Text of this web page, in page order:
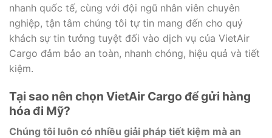
nhanh quốc tế, cùng với đội ngũ nhân viên chuyên
nghiệp, tận tâm chúng tôi tự tin mang đến cho quý
khách sự tin tưởng tuyệt đối vào dịch vụ của VietAir
Cargo đảm bảo an toàn, nhanh chóng, hiệu quả và tiết
kiệm.
Tại sao nên chọn VietAir Cargo để gửi hàng
hóa đi Mỹ?
Chúng tôi luôn có nhiều giải pháp tiết kiệm mà an